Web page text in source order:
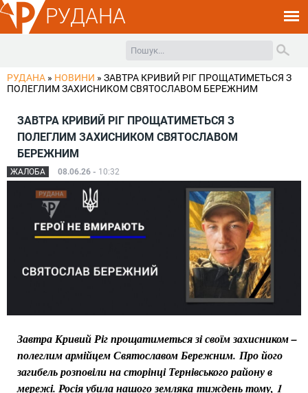
РУДАНА
РУДАНА » НОВИНИ » ЗАВТРА КРИВИЙ РІГ ПРОЩАТИМЕТЬСЯ З
ПОЛЕГЛИМ ЗАХИСНИКОМ СВЯТОСЛАВОМ БЕРЕЖНИМ
ЗАВТРА КРИВИЙ РІГ ПРОЩАТИМЕТЬСЯ З
ПОЛЕГЛИМ ЗАХИСНИКОМ СВЯТОСЛАВОМ
БЕРЕЖНИМ
ЖАЛОБА 08.06.26 - 10:32
Завтра Кривий Ріг прощатиметься зі своїм захисником –
полеглим армійцем Святославом Бережним. Про його
загибель розповіли на сторінці Тернівського району в
мережі. Росія убила нашого земляка тиждень тому, 1